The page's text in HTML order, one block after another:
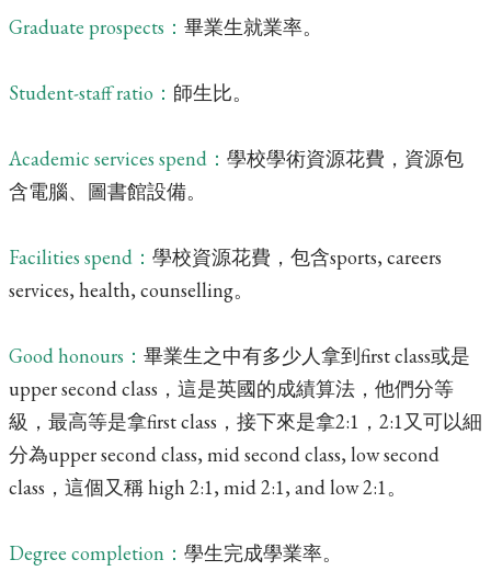
Graduate prospects： 畢業生就業率。
Student-staff ratio： 師生比。
Academic services spend： 學校學術資源花費，資源包
含電腦、圖書館設備。
Facilities spend： 學校資源花費，包含sports, careers
services, health, counselling。
Good honours： 畢業生之中有多少人拿到first class或是
upper second class，這是英國的成績算法，他們分等
級，最高等是拿first class，接下來是拿2:1，2:1又可以細
分為upper second class, mid second class, low second
class，這個又稱 high 2:1, mid 2:1, and low 2:1。
Degree completion： 學生完成學業率。